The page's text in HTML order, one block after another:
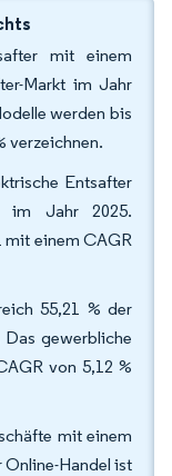
mit einem
Markt im Jahr
werden bis
verzeichnen.
Entsafter
im Jahr 2025.
mit einem CAGR
55,21 % der
gewerbliche
von 5,12 %
mit einem
Online-Handel ist